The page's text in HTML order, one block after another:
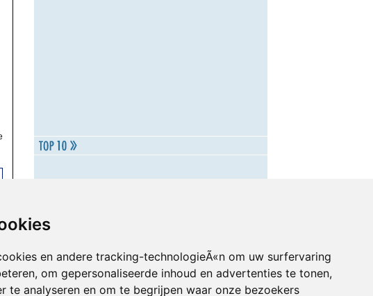
en andere tracking-technologieÃ«n om uw surfervaring
om gepersonaliseerde inhoud en advertenties te tonen,
te analyseren en om te begrijpen waar onze bezoekers